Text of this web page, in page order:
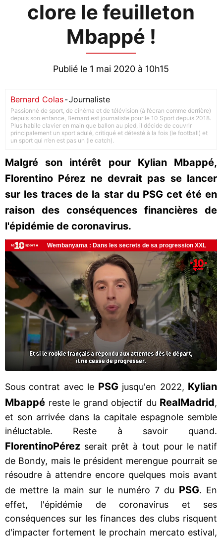
clore le feuilleton
Mbappé !
Publié le 1 mai 2020 à 10h15
Bernard Colas-Journaliste
Passionné de sport, de cinéma et de télévision (à l’écran comme derrière)
depuis son enfance, Bernard est journaliste pour le 10 Sport depuis 2018.
Plus habile clavier en main que ballon au pied, il décide de couvrir
principalement un sport adulé, critiqué et détesté à la fois (le football) et
un sport qui n’en est pas un (le catch).
Malgré son intérêt pour Kylian Mbappé,
Florentino Pérez ne devrait pas se lancer
sur les traces de la star du PSG cet été en
raison des conséquences financières de
l'épidémie de coronavirus.
Sous contrat avec le PSGjusqu'en 2022, Kylian
Mbappé reste le grand objectif du RealMadrid,
et son arrivée dans la capitale espagnole semble
inéluctable. Reste à savoir quand.
FlorentinoPérez serait prêt à tout pour le natif
de Bondy, mais le président merengue pourrait se
résoudre à attendre encore quelques mois avant
de mettre la main sur le numéro 7 du PSG. En
effet, l'épidémie de coronavirus et ses
conséquences sur les finances des clubs risquent
d'impacter fortement le prochain mercato estival,